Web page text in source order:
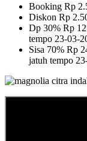
Booking Rp
Diskon Rp
Dp 30% Rp
tempo 23-03-
Sisa 70% Rp
jatuh tempo